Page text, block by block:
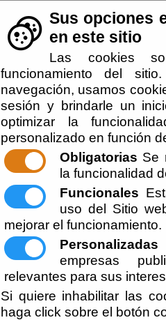
Sus opciones
en este sitio
Las cookies
funcionamiento del
navegación, usamos
sesión y brindarle un
optimizar la
personalizado en función
Obligatorias Se
la funcionalidad
Funcionales
uso del Sitio
mejorar el funcionamiento.
Personalizadas
empresas
relevantes para sus
Si quiere inhabilitar las
haga click sobre el botón
Usted se encuentra aquí:Inicio /Uleila /
Escuchar